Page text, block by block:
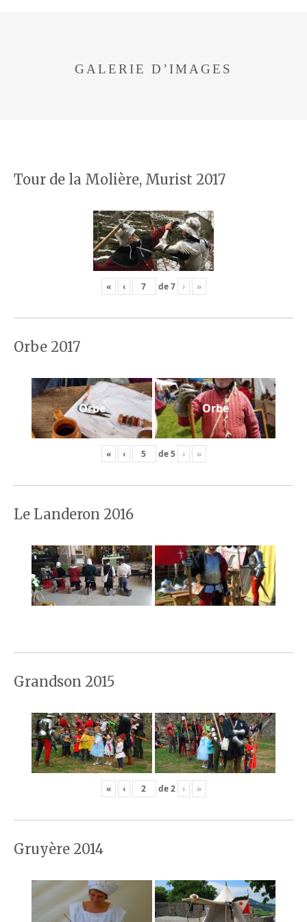
GALERIE D’IMAGES
Tour de la Molière, Murist 2017
« ‹ de7 › »
Orbe 2017
Orbe Orbe
« ‹ de5 › »
Le Landeron 2016
Grandson 2015
« ‹ de2 › »
Gruyère 2014